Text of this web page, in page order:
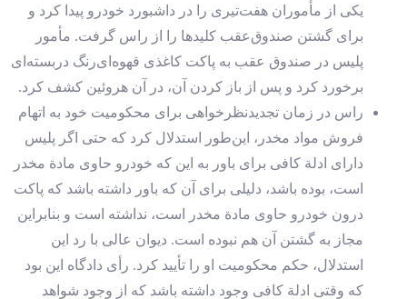
یکی از مأموران هفت‌تیری را در داشبورد خودرو پیدا کرد و
برای گشتن صندوق‌عقب کلیدها را از راس گرفت. مأمور
پلیس در صندوق عقب به پاکت کاغذی قهوه‌ای‌رنگ دربسته‌ای
برخورد کرد و پس از باز کردن آن، در آن هروئین کشف کرد.
راس در زمان تجدیدنظرخواهی برای محکومیت خود به اتهام
فروش مواد مخدر، این‌طور استدلال کرد که حتی اگر پلیس
دارای ادلة کافی برای باور به این که خودرو حاوی مادة مخدر
است، بوده باشد، دلیلی برای آن که باور داشته باشد که پاکت
درون خودرو حاوی مادة مخدر است، نداشته است و بنابراین
مجاز به گشتن آن هم نبوده است. دیوان عالی با رد این
استدلال، حکم محکومیت او را تأیید کرد. رأی دادگاه این بود
که وقتی ادلة کافی وجود داشته باشد که از وجود شواهد